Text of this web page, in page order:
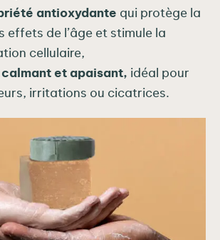
antioxydante qui protège la
effets de l’âge et stimule la
cellulaire,
et apaisant, idéal pour
irritations ou cicatrices.